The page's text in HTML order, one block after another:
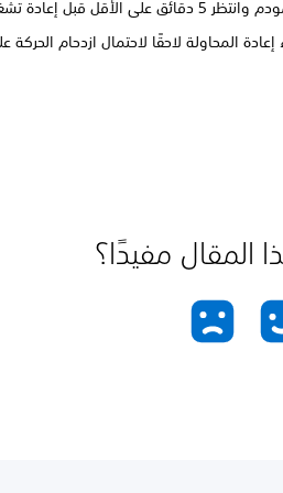
إعادة تشغيلهما.
المحاولة لاحقًا لاحتمال ازدحام الحركة
المقال مفيدًا؟